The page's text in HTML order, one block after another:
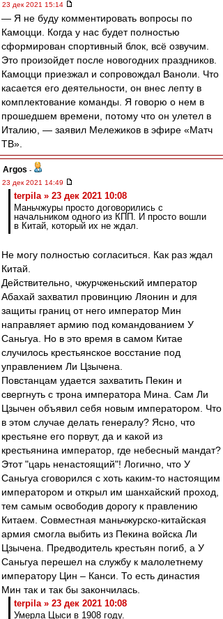
23 дек 2021 15:14
— Я не буду комментировать вопросы по
Камоцци. Когда у нас будет полностью
сформирован спортивный блок, всё озвучим.
Это произойдет после новогодних праздников.
Камоцци приезжал и сопровождал Ваноли. Что
касается его деятельности, он внес лепту в
комплектование команды. Я говорю о нем в
прошедшем времени, потому что он улетел в
Италию, — заявил Мележиков в эфире «Матч
ТВ».
Argos -
23 дек 2021 14:49
terpila » 23 дек 2021 10:08
Маньчжуры просто договорились с
начальником одного из КПП. И просто вошли
в Китай, который их не ждал.
Не могу полностью согласиться. Как раз ждал
Китай.
Действительно, чжурчженьский император
Абахай захватил провинцию Ляонин и для
защиты границ от него император Мин
направляет армию под командованием У
Саньгуа. Но в это время в самом Китае
случилось крестьянское восстание под
управлением Ли Цзычена.
Повстанцам удается захватить Пекин и
свергнуть с трона императора Мина. Сам Ли
Цзычен объявил себя новым императором. Что
в этом случае делать генералу? Ясно, что
крестьяне его порвут, да и какой из
крестьянина император, где небесный мандат?
Этот "царь ненастоящий"! Логично, что У
Саньгуа сговорился с хоть каким-то настоящим
императором и открыл им шанхайский проход,
тем самым освободив дорогу к правлению
Китаем. Совместная маньчжурско-китайская
армия смогла выбить из Пекина войска Ли
Цзычена. Предводитель крестьян погиб, а У
Саньгуа перешел на службу к малолетнему
императору Цин – Канси. То есть династия
Мин так и так бы закончилась.
terpila » 23 дек 2021 10:08
Умерла Цыси в 1908 году.